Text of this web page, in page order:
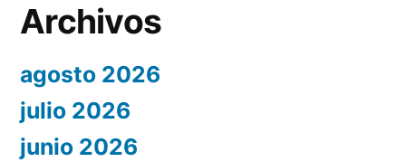
Archivos
agosto 2026
julio 2026
junio 2026